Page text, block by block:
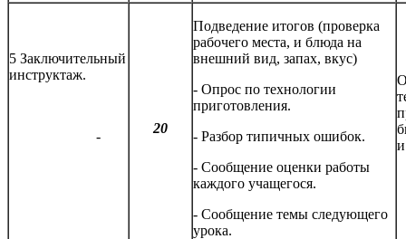
5 Заключительный
инструктаж.
-
20
Подведение итогов (проверка
рабочего места, и блюда на
внешний вид, запах, вкус)
- Опрос по технологии
приготовления.
- Разбор типичных ошибок.
- Сообщение оценки работы
каждого учащегося.
- Сообщение темы следующего
урока.